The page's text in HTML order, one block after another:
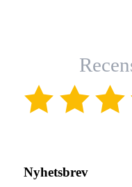
Nyhetsbrev